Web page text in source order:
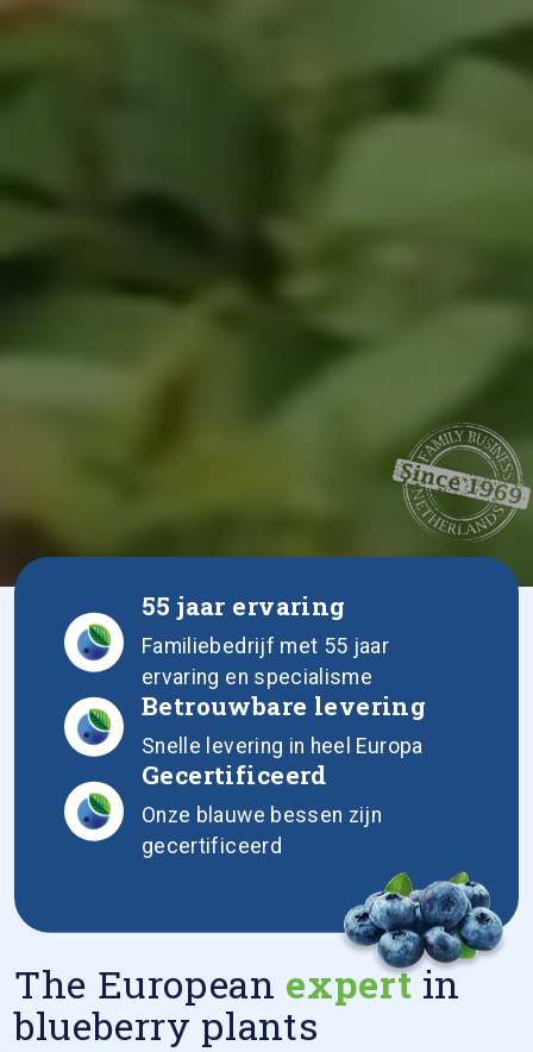
55 jaar ervaring
Familiebedrijf met 55 jaar
ervaring en specialisme
Betrouwbare levering
Snelle levering in heel Europa
Gecertificeerd
Onze blauwe bessen zijn
gecertificeerd
The European expertin
blueberry plants